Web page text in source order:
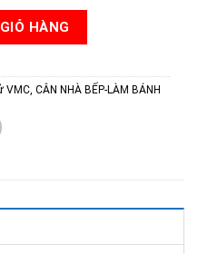
5KG số lượng
HÀNG
VMC CÂN NHÀ BẾP-LÀM BÁNH